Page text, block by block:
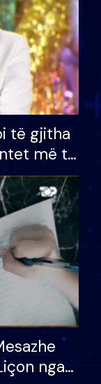
të gjitha
më të
Do më
nga